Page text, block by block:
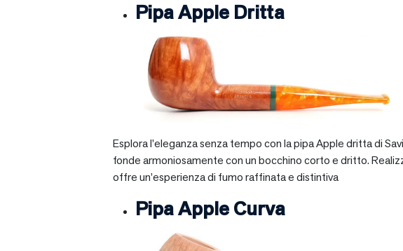
Pipa Apple Dritta
Esplora l’eleganza senza tempo con la pipa Apple dritta di
fonde armoniosamente con un bocchino corto e dritto.
offre un’esperienza di fumo raffinata e distintiva
Pipa Apple Curva